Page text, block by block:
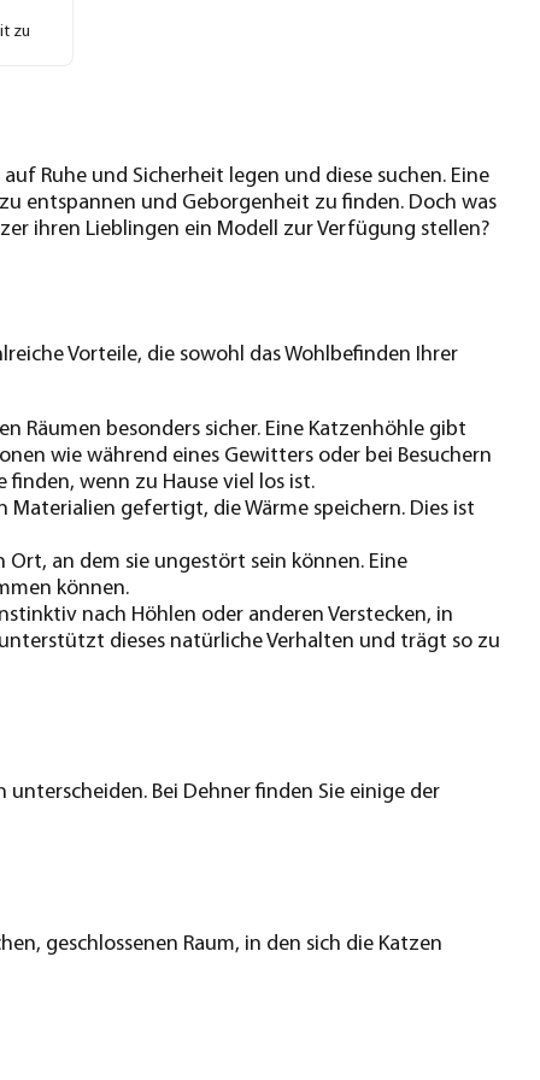
zu
Ruhe und Sicherheit legen und diese suchen. Eine
entspannen und Geborgenheit zu finden. Doch was
ihren Lieblingen ein Modell zur Verfügung stellen?
Vorteile, die sowohl das Wohlbefinden Ihrer
Räumen besonders sicher. Eine Katzenhöhle gibt
wie während eines Gewitters oder bei Besuchern
finden, wenn zu Hause viel los ist.
Materialien gefertigt, die Wärme speichern. Dies ist
an dem sie ungestört sein können. Eine
können.
nach Höhlen oder anderen Verstecken, in
dieses natürliche Verhalten und trägt so zu
Bei Dehner finden Sie einige der
geschlossenen Raum, in den sich die Katzen